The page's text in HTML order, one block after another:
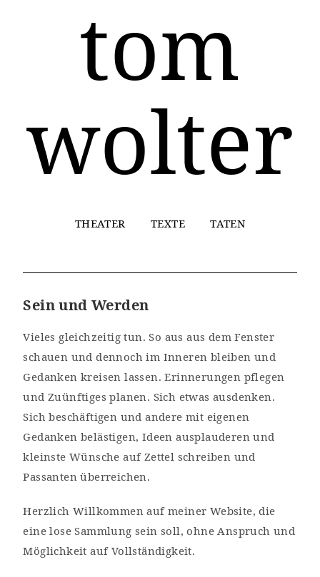
tom
wolter
THEATER TEXTE TATEN
Sein und Werden
Vieles gleichzeitig tun. So aus aus dem Fenster
schauen und dennoch im Inneren bleiben und
Gedanken kreisen lassen. Erinnerungen pflegen
und Zuünftiges planen. Sich etwas ausdenken.
Sich beschäftigen und andere mit eigenen
Gedanken belästigen, Ideen ausplauderen und
kleinste Wünsche auf Zettel schreiben und
Passanten überreichen.
Herzlich Willkommen auf meiner Website, die
eine lose Sammlung sein soll, ohne Anspruch und
Möglichkeit auf Vollständigkeit.